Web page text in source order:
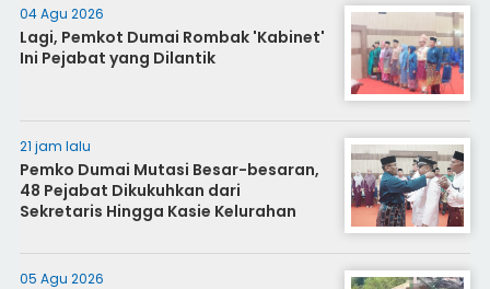
04 Agu 2026
Lagi, Pemkot Dumai Rombak 'Kabinet'
Ini Pejabat yang Dilantik
21 jam lalu
Pemko Dumai Mutasi Besar-besaran,
48 Pejabat Dikukuhkan dari
Sekretaris Hingga Kasie Kelurahan
05 Agu 2026